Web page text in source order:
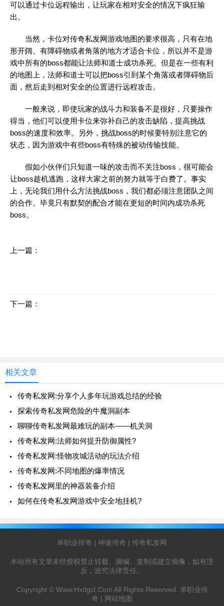
可以通过卡位远程输出，让玩家在相对安全的情况下疯狂输
出。
当然，卡位对传奇私发网游戏地图的要求很高，只有在地
形开阔、有障碍物或者角落的地方才适合卡位，所以并不是游
戏中所有的boss都能让法师和道士成功杀死。但是在一些有利
的地图上，法师和道士可以把boss引到某个角落或者障碍物后
面，然后走到相对安全的位置进行远程攻击。
一般来说，即使玩家的战斗力和装备不是很好，只要操作
得当，他们可以使用卡位来弥补自己的攻击缺陷，提高挑战
boss的速度和效率。另外，挑战boss的时候要特别注意它的
状态，因为游戏中有些boss有特殊的被动传输技能。
假如小伙伴们只知道一味的攻击而不关注boss，很可能会
让boss趁机逃跑，这样大家之前的努力就等于白费了。事实
上，无论我们用什么方法挑战boss，我们都必须注意团队之间
的合作。毕竟只有默契的配合才能在更短的时间内成功杀死
boss。
上一篇：
下一篇：
相关文章
传奇私发网:分享个人多年玩游戏总结的经验
探索传奇私发网危险的牛魔洞副本
聊聊传奇私发网最难玩的副本——机关洞
传奇私发网:法师如何提升防御属性?
传奇私发网:怪物攻城活动的玩法介绍
传奇私发网:不同地图的爆率情况
传奇私发网里的神器装备介绍
如何在传奇私发网游戏中安全地挂机?
单职业传奇 | 神途传奇 | 传奇私发网
本站所有文章未经授权禁止转载、摘编、复制或建立镜像，如有违
反，追究法律责任。
Copyright © Www.Hxdgcl.Com All Rights Reserved. 单职业传
奇 | 网站地图